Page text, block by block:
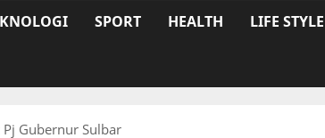
SPORT HEALTH LIFE STYLE
Gubernur Sulbar